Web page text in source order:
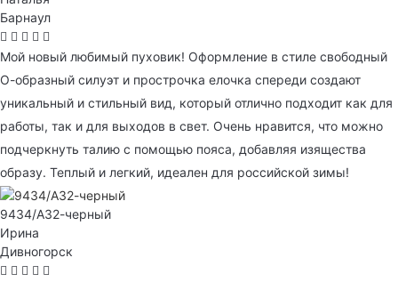
Барнаул
Мой новый любимый пуховик! Оформление в стиле свободный
О-образный силуэт и прострочка елочка спереди создают
уникальный и стильный вид, который отлично подходит как для
работы, так и для выходов в свет. Очень нравится, что можно
подчеркнуть талию с помощью пояса, добавляя изящества
образу. Теплый и легкий, идеален для российской зимы!
9434/А32-черный
Ирина
Дивногорск